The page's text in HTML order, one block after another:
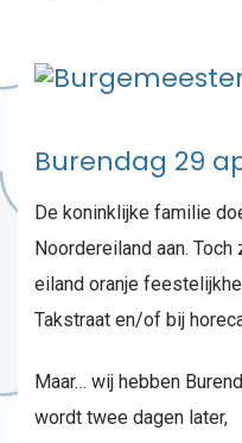
Burendag 29
De koninklijke familie
Noordereiland aan.
eiland oranje
Takstraat en/of bij
Maar… wij hebben
wordt twee dagen later,